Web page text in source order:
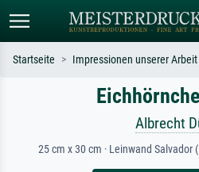
Standardsuche
Suchen Sie nach Künstlern, Werktiteln
oder Stilen – z.B. Monet,
Sternennacht, Impressionismus, Welle
Startseite Impressionen unserer Arbeit
Albrecht
25 cm x 30 cm · Leinwand Salvador